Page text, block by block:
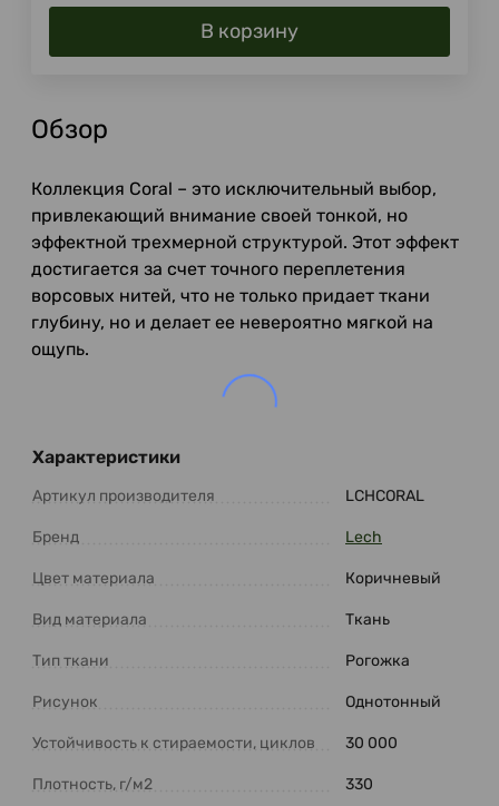
В корзину
Обзор
Коллекция Coral – это исключительный выбор,
привлекающий внимание своей тонкой, но
эффектной трехмерной структурой. Этот эффект
достигается за счет точного переплетения
ворсовых нитей, что не только придает ткани
глубину, но и делает ее невероятно мягкой на
ощупь.
Характеристики
Артикул производителя LCHCORAL
Бренд Lech
Цвет материала Коричневый
Вид материала Ткань
Тип ткани Рогожка
Рисунок Однотонный
Устойчивость к стираемости, циклов 30 000
Плотность, г/м2 330